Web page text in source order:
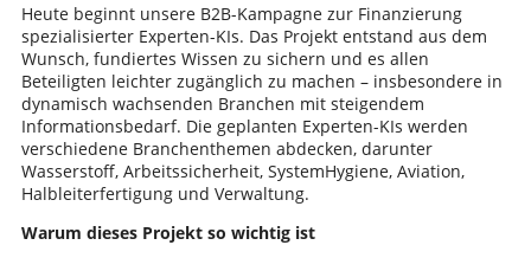
Heute beginnt unsere B2B-Kampagne zur Finanzierung
spezialisierter Experten-KIs. Das Projekt entstand aus dem
Wunsch, fundiertes Wissen zu sichern und es allen
Beteiligten leichter zugänglich zu machen – insbesondere in
dynamisch wachsenden Branchen mit steigendem
Informationsbedarf. Die geplanten Experten-KIs werden
verschiedene Branchenthemen abdecken, darunter
Wasserstoff, Arbeitssicherheit, SystemHygiene, Aviation,
Halbleiterfertigung und Verwaltung.
Warum dieses Projekt so wichtig ist